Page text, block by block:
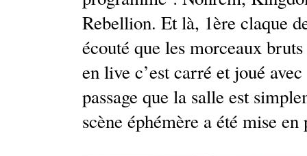
Rebellion. Et là, 1ère claque
écouté que les morceaux
en live c’est carré et joué
passage que la salle est
scène éphémère a été mise